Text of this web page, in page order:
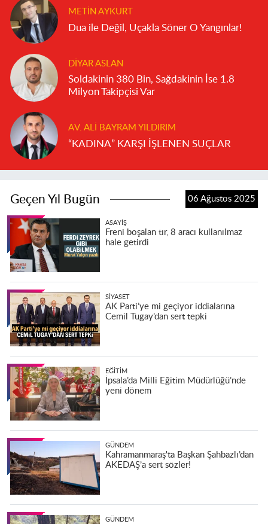
METIN AYKURT
Dua ile Değil, Uçakla Söner O Yangınlar!
DIYAR ASLAN
Soldakinin 380 Bin, Sağdakinin İse 1.8
Milyon Takipçisi Var
AV. ALI BAYRAM YILDIRIM
“KADINA” KARŞI İŞLENEN SUÇLAR
Geçen Yıl Bugün 06 Ağustos 2025
ASAYIŞ
Freni boşalan tır, 8 aracı kullanılmaz
hale getirdi
SIYASET
AK Parti’ye mi geçiyor iddialarına
Cemil Tugay’dan sert tepki
EĞITIM
İpsala’da Milli Eğitim Müdürlüğü’nde
yeni dönem
GÜNDEM
Kahramanmaraş'ta Başkan Şahbazlı’dan
AKEDAŞ’a sert sözler!
GÜNDEM